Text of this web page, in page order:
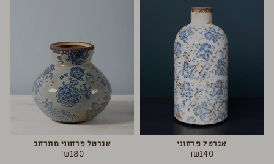
אגרטל פרחוני
₪140
אגרטל פרחוני מתרחב
₪180